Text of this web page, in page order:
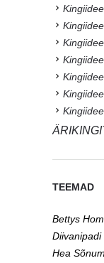
TEEMAD
Bettys
Diivanipadi
Hea